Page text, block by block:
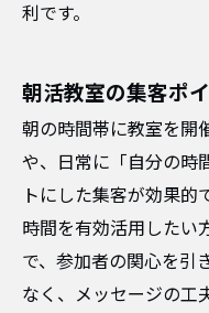
利です。
朝活教室の集客ポ
朝の時間帯に教室を開
や、日常に「自分の時
トにした集客が効果的
時間を有効活用したい
で、参加者の関心を引
なく、メッセージの工